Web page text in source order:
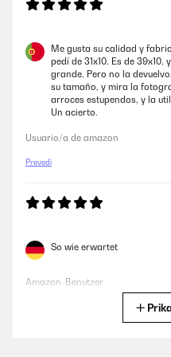
Me gusta su calidad y
pedí de 31x10. Es de
grande. Pero no la
su tamaño, y mira la
arroces estupendos, y la
Un acierto.
Usuario/a de amazon
Prevedi
So wie erwartet
Amazon-Benutzer